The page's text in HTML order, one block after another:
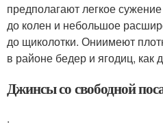
предполагают легкое
до колен и небольшое
до щиколотки. Ониимеют
в районе бедер и ягодиц, как
Джинсы со свободной
.